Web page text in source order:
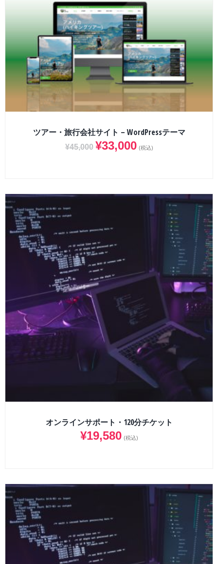
ツアー・旅行会社サイト – WordPressテーマ
¥45,000 ¥33,000 (税込)
オンラインサポート・120分チケット
¥19,580 (税込)